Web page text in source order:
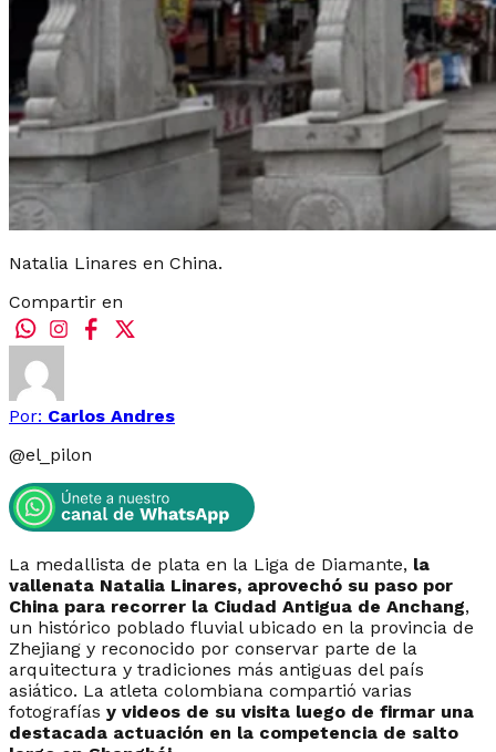
Natalia Linares en China.
Compartir en
Por: Carlos Andres
@el_pilon
La medallista de plata en la Liga de Diamante, la
vallenata Natalia Linares, aprovechó su paso por
China para recorrer la Ciudad Antigua de Anchang,
un histórico poblado fluvial ubicado en la provincia de
Zhejiang y reconocido por conservar parte de la
arquitectura y tradiciones más antiguas del país
asiático. La atleta colombiana compartió varias
fotografías y videos de su visita luego de firmar una
destacada actuación en la competencia de salto